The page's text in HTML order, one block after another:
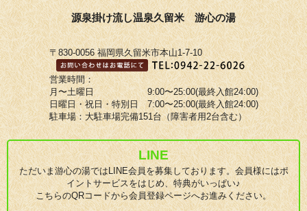
源泉掛け流し温泉久留米 游心の湯
〒830-0056 福岡県久留米市本山1-7-10
営業時間：
月〜土曜日 9:00〜25:00(最終入館24:00)
日曜日・祝日・特別日 7:00〜25:00(最終入館24:00)
駐車場：大駐車場完備151台（障害者用2台含む）
LINE
ただいま游心の湯ではLINE会員を募集しております。会員様にはポ
イントサービスをはじめ、特典がいっぱい♪
こちらのQRコードから会員登録ページへお進みください。